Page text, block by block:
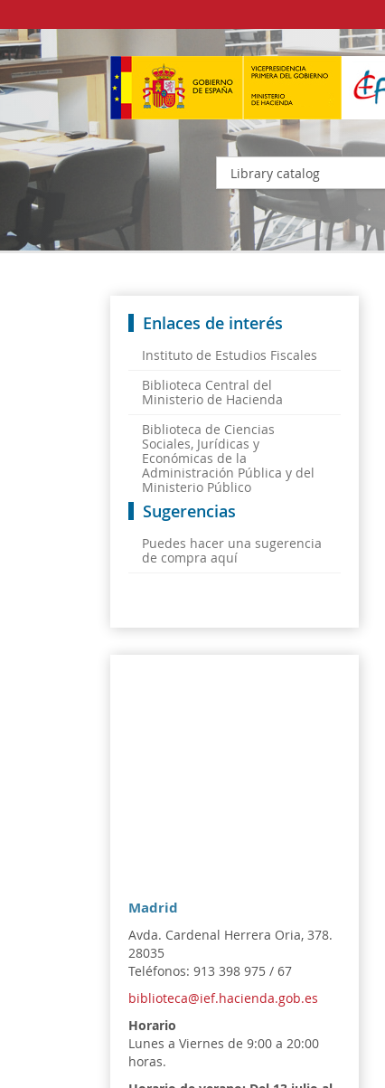
Library catalog
Enlaces de interés
Instituto de Estudios Fiscales
Biblioteca Central del
Ministerio de Hacienda
Biblioteca de Ciencias
Sociales, Jurídicas y
Económicas de la
Administración Pública y del
Ministerio Público
Sugerencias
Puedes hacer una sugerencia
de compra aquí
Madrid
Avda. Cardenal Herrera Oria, 378.
28035
Teléfonos: 913 398 975 / 67
biblioteca@ief.hacienda.gob.es
Horario
Lunes a Viernes de 9:00 a 20:00
horas.